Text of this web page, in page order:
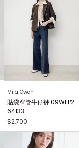
Mila Owen
貼袋窄管牛仔褲 09WFP2
64133
$2,700